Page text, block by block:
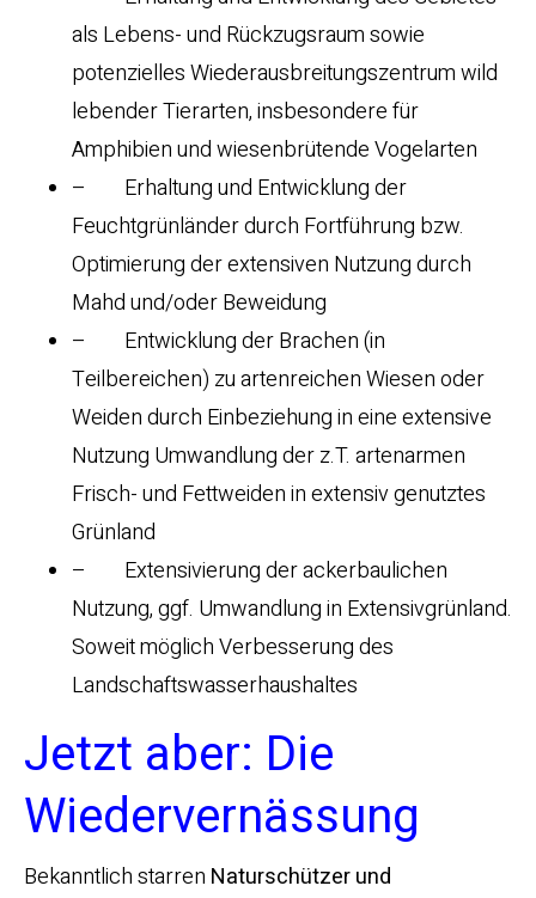
als Lebens- und Rückzugsraum sowie
potenzielles Wiederausbreitungszentrum wild
lebender Tierarten, insbesondere für
Amphibien und wiesenbrütende Vogelarten
– Erhaltung und Entwicklung der
Feuchtgrünländer durch Fortführung bzw.
Optimierung der extensiven Nutzung durch
Mahd und/oder Beweidung
– Entwicklung der Brachen (in
Teilbereichen) zu artenreichen Wiesen oder
Weiden durch Einbeziehung in eine extensive
Nutzung Umwandlung der z.T. artenarmen
Frisch- und Fettweiden in extensiv genutztes
Grünland
– Extensivierung der ackerbaulichen
Nutzung, ggf. Umwandlung in Extensivgrünland.
Soweit möglich Verbesserung des
Landschaftswasserhaushaltes
Jetzt aber: Die
Wiedervernässung
Bekanntlich starren Naturschützer und